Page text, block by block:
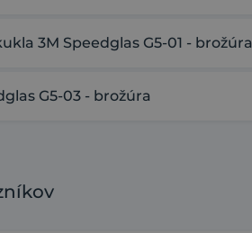
3M Speedglas G5-01 - brožúra
G5-03 - brožúra